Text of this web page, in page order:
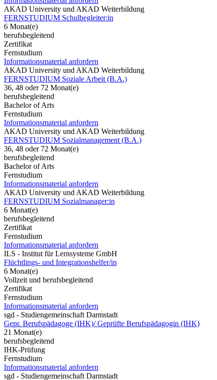
AKAD University und AKAD Weiterbildung
FERNSTUDIUM Schulbegleiter:in
6 Monat(e)
berufsbegleitend
Zertifikat
Fernstudium
Informationsmaterial anfordern
AKAD University und AKAD Weiterbildung
FERNSTUDIUM Soziale Arbeit (B.A.)
36, 48 oder 72 Monat(e)
berufsbegleitend
Bachelor of Arts
Fernstudium
Informationsmaterial anfordern
AKAD University und AKAD Weiterbildung
FERNSTUDIUM Sozialmanagement (B.A.)
36, 48 oder 72 Monat(e)
berufsbegleitend
Bachelor of Arts
Fernstudium
Informationsmaterial anfordern
AKAD University und AKAD Weiterbildung
FERNSTUDIUM Sozialmanager:in
6 Monat(e)
berufsbegleitend
Zertifikat
Fernstudium
Informationsmaterial anfordern
ILS - Institut für Lernsysteme GmbH
Flüchtlings- und Integrationshelfer/in
6 Monat(e)
Vollzeit und berufsbegleitend
Zertifikat
Fernstudium
Informationsmaterial anfordern
sgd - Studiengemeinschaft Darmstadt
Gepr. Berufspädagoge (IHK)/ Geprüfte Berufspädagogin (IHK)
21 Monat(e)
berufsbegleitend
IHK-Prüfung
Fernstudium
Informationsmaterial anfordern
sgd - Studiengemeinschaft Darmstadt